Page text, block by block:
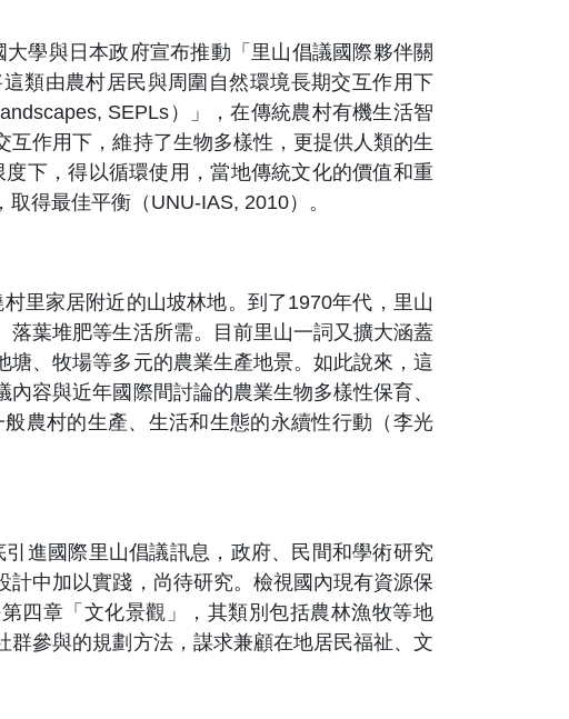
學與日本政府宣布推動「里山倡議國際夥伴關
類由農村居民與周圍自然環境長期交互作用下
SEPLs）」，在傳統農村有機生活智
作用下，維持了生物多樣性，更提供人類的生
下，得以循環使用，當地傳統文化的價值和重
得最佳平衡（UNU-IAS, 2010）。
里家居附近的山坡林地。到了1970年代，里山
葉堆肥等生活所需。目前里山一詞又擴大涵蓋
、牧場等多元的農業生產地景。如此說來，這
容與近年國際間討論的農業生物多樣性保育、
農村的生產、生活和生態的永續性行動（李光
進國際里山倡議訊息，政府、民間和學術研究
中加以實踐，尚待研究。檢視國內現有資源保
四章「文化景觀」，其類別包括農林漁牧等地
參與的規劃方法，謀求兼顧在地居民福祉、文